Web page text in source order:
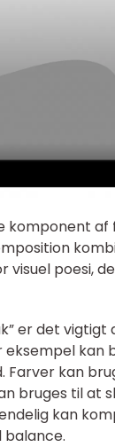
poesi,
er det
kan
kan
bruges til
kan
balance.